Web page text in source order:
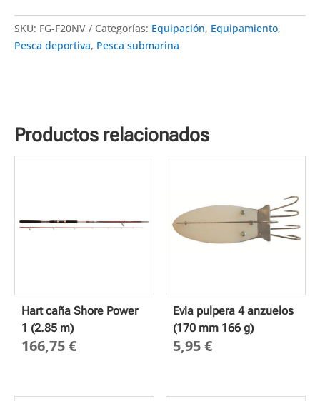
SKU: FG-F20NV Categorías: Equipación, Equipamiento,
Pesca deportiva, Pesca submarina
Productos relacionados
Hart caña Shore Power
1 (2.85 m)
166,75€
Evia pulpera 4 anzuelos
(170 mm 166 g)
5,95€